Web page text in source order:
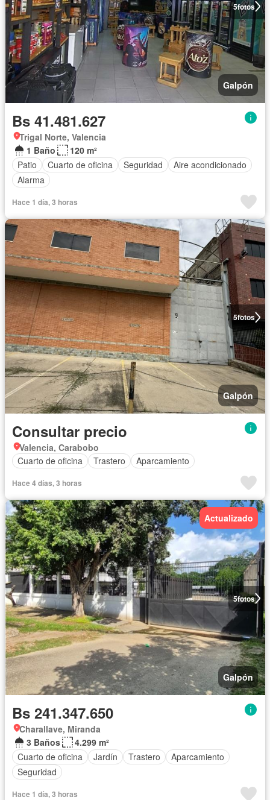
5fotos
Galpón
Bs 41.481.627
Trigal Norte, Valencia
1 Baño
120 m²
Patio
Cuarto de oficina Seguridad
Aire acondicionado
Alarma
Hace 1 día, 3 horas
5fotos
Galpón
Consultar precio
Valencia, Carabobo
Cuarto de oficina
Trastero Aparcamiento
Hace 4 días, 3 horas
5fotos
Actualizado
Galpón
Bs 241.347.650
Charallave, Miranda
3 Baños
4.299 m²
Cuarto de oficina
Jardín Trastero
Aparcamiento
Seguridad
Hace 1 día, 3 horas